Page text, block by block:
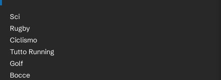
Sci
Rugby
Ciclismo
Tutto Running
Golf
Bocce